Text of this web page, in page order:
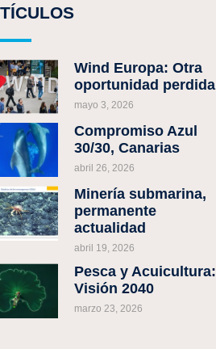
Wind Europa: Otra
oportunidad perdida
mayo 3, 2026
Compromiso Azul
30/30, Canarias
abril 26, 2026
Minería submarina,
permanente
actualidad
abril 19, 2026
Pesca y Acuicultura:
Visión 2040
marzo 23, 2026